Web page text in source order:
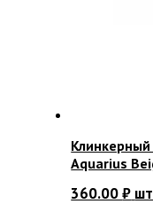
Aquarius
360.00₽